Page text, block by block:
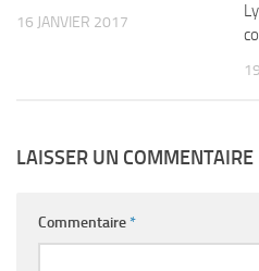
16 JANVIER 2017
LAISSER UN COMMENTAIRE
Commentaire*